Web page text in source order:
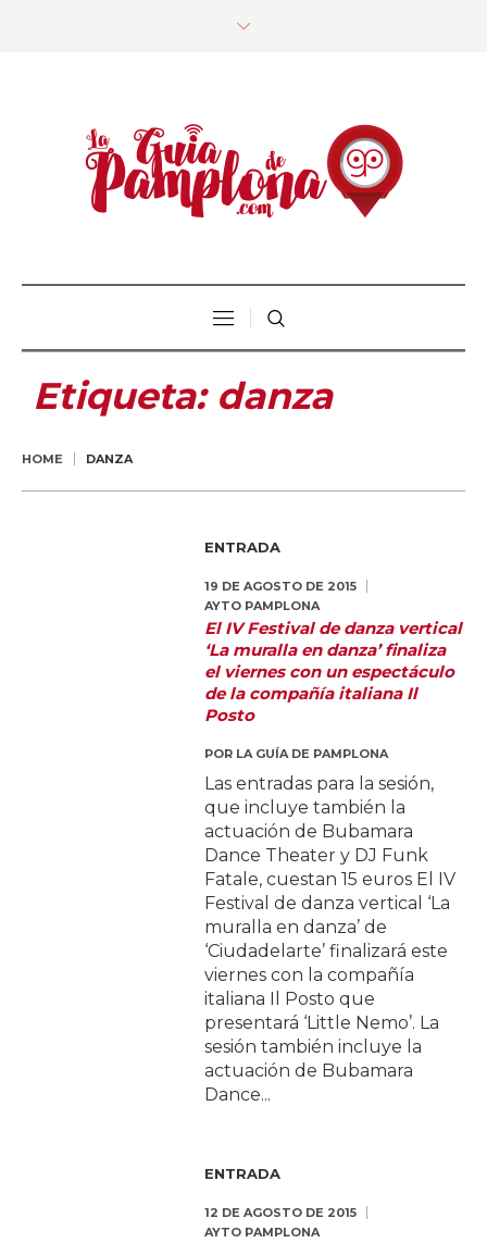
Etiqueta: danza
HOME DANZA
ENTRADA
19 DE AGOSTO DE 2015
AYTO PAMPLONA
El IV Festival de danza vertical
‘La muralla en danza’ finaliza
el viernes con un espectáculo
de la compañía italiana Il
Posto
POR LA GUÍA DE PAMPLONA
Las entradas para la sesión,
que incluye también la
actuación de Bubamara
Dance Theater y DJ Funk
Fatale, cuestan 15 euros El IV
Festival de danza vertical ‘La
muralla en danza’ de
‘Ciudadelarte’ finalizará este
viernes con la compañía
italiana Il Posto que
presentará ‘Little Nemo’. La
sesión también incluye la
actuación de Bubamara
Dance...
ENTRADA
12 DE AGOSTO DE 2015
AYTO PAMPLONA